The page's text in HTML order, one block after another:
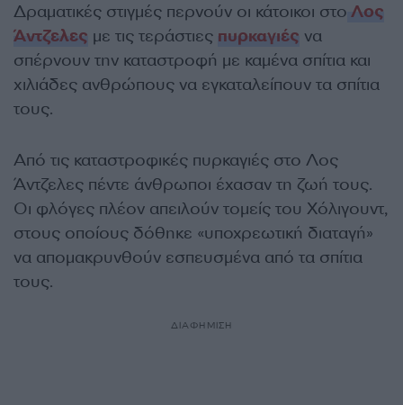
Δραματικές στιγμές περνούν οι κάτοικοι στο Λος
Άντζελες με τις τεράστιες πυρκαγιές να
σπέρνουν την καταστροφή με καμένα σπίτια και
χιλιάδες ανθρώπους να εγκαταλείπουν τα σπίτια
τους.
Από τις καταστροφικές πυρκαγιές στο Λος
Άντζελες πέντε άνθρωποι έχασαν τη ζωή τους.
Οι φλόγες πλέον απειλούν τομείς του Χόλιγουντ,
στους οποίους δόθηκε «υποχρεωτική διαταγή»
να απομακρυνθούν εσπευσμένα από τα σπίτια
τους.
ΔΙΑΦΗΜΙΣΗ